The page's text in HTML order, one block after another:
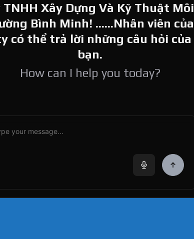
TNHH Xây Dựng Và Kỹ Thuật Môi
Bình Minh! ......Nhân viên của
có thể trả lời những câu hỏi của
bạn.
How can I help you today?